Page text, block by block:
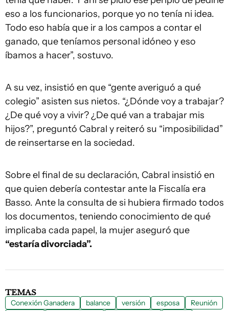
eso a los funcionarios, porque yo no tenía ni idea.
Todo eso había que ir a los campos a contar el
ganado, que teníamos personal idóneo y eso
íbamos a hacer”, sostuvo.
A su vez, insistió en que “gente averiguó a qué
colegio” asisten sus nietos. “¿Dónde voy a trabajar?
¿De qué voy a vivir? ¿De qué van a trabajar mis
hijos?”, preguntó Cabral y reiteró su “imposibilidad”
de reinsertarse en la sociedad.
Sobre el final de su declaración, Cabral insistió en
que quien debería contestar ante la Fiscalía era
Basso. Ante la consulta de si hubiera firmado todos
los documentos, teniendo conocimiento de qué
implicaba cada papel, la mujer aseguró que
“estaría divorciada”.
TEMAS
Conexión Ganadera balance versión esposa
Reunión